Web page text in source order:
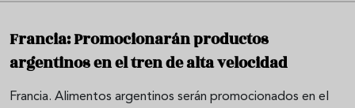
Francia: Promocionarán productos
argentinos en el tren de alta velocidad
Francia. Alimentos argentinos serán promocionados en el